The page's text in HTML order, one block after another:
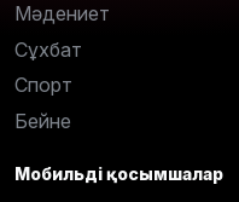
Мәдениет
Сұхбат
Спорт
Бейне
Мобильді қосымшалар